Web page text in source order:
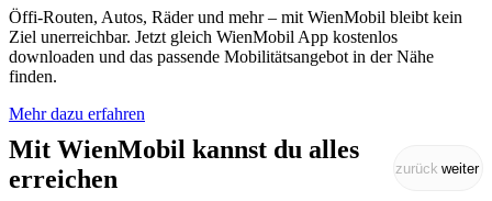
Öffi-Routen, Autos, Räder und mehr – mit WienMobil bleibt kein
Ziel unerreichbar. Jetzt gleich WienMobil App kostenlos
downloaden und das passende Mobilitätsangebot in der Nähe
finden.
Mehr dazu erfahren
Mit WienMobil kannst du alles
erreichen
zurück weiter